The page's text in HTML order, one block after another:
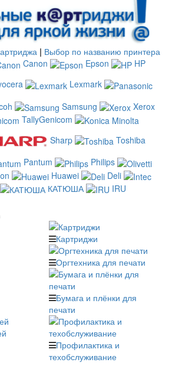
| Выбор по названию принтера
Canon Epson
HP
Lexmark
Samsung
Xerox
TallyGenicom
Sharp
Toshiba
Pantum
Philips
Huawei
Deli
КАТЮША
IRU
Картриджи
Оргтехника для печати
Бумага и плёнки для
печати
Профилактика и
техобслуживание